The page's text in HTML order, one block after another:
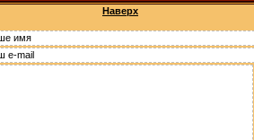
Наверх